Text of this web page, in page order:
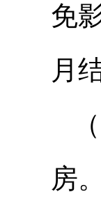
免
月
房